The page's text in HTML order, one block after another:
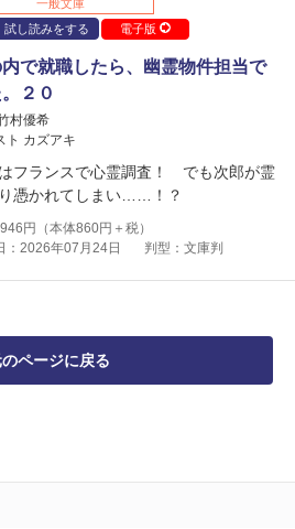
一般文庫
試し読みをする
電子版
で就職したら、幽霊物件担当で
２０
村優希
ト カズアキ
フランスで心霊調査！ でも次郎が霊
憑かれてしまい……！？
946 円（本体860円＋税）
：2026年07月24日
判型：文庫判
のページに戻る